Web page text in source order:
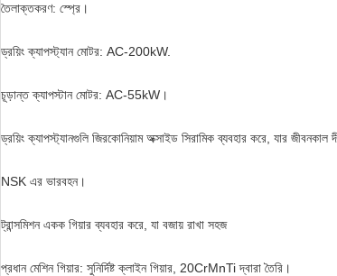
তৈলাক্তকরণ: স্প্রে।
ড্রয়িং ক্যাপস্ট্যান মোটর: AC-200kW.
চূড়ান্ত ক্যাপস্টান মোটর: AC-55kW।
ড্রয়িং ক্যাপস্ট্যানগুলি জিরকোনিয়াম অক্সাইড সিরামিক ব্যবহার করে, যার জীবনকাল
NSK এর ভারবহন।
ট্রান্সমিশন একক গিয়ার ব্যবহার করে, যা বজায় রাখা সহজ
প্রধান মেশিন গিয়ার: সুনির্দিষ্ট ক্লাইন গিয়ার, 20CrMnTi দ্বারা তৈরি।